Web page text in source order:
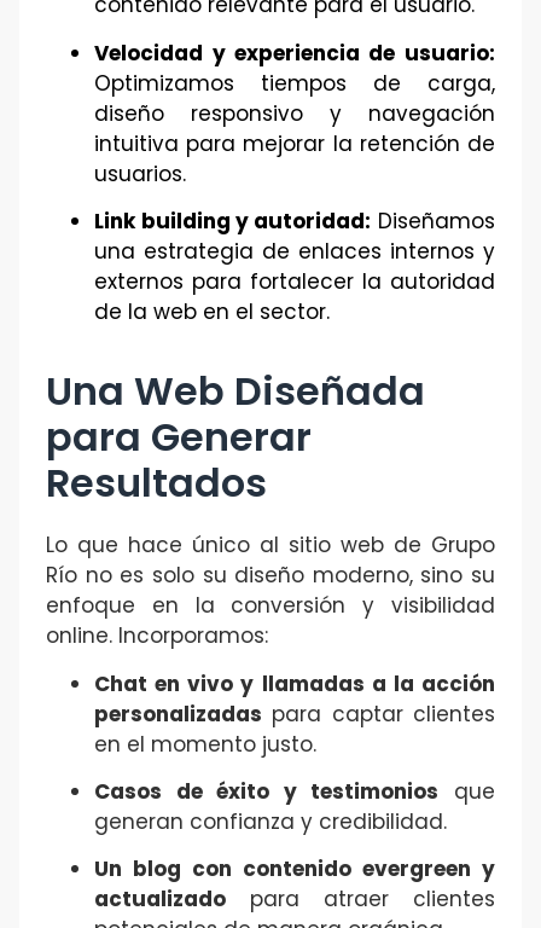
Velocidad y experiencia de usuario:
Optimizamos tiempos de carga,
diseño responsivo y navegación
intuitiva para mejorar la retención de
usuarios.
Link building y autoridad: Diseñamos
una estrategia de enlaces internos y
externos para fortalecer la autoridad
de la web en el sector.
Una Web Diseñada
para Generar
Resultados
Lo que hace único al sitio web de Grupo
Río no es solo su diseño moderno, sino su
enfoque en la conversión y visibilidad
online. Incorporamos:
Chat en vivo y llamadas a la acción
personalizadas para captar clientes
en el momento justo.
Casos de éxito y testimonios que
generan confianza y credibilidad.
Un blog con contenido evergreen y
actualizado para atraer clientes